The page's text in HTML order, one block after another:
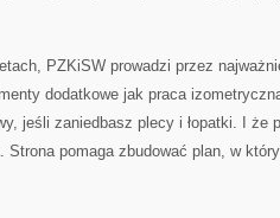
PZKiSW prowadzi przez
dodatkowe jak praca
jeśli zaniedbasz plecy i łopatki. I że
pomaga zbudować plan, w